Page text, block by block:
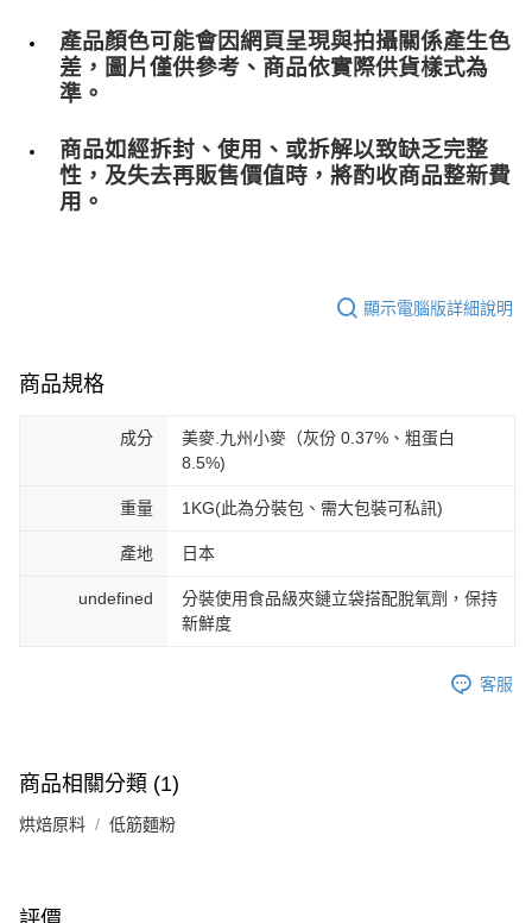
產品顏色可能會因網頁呈現與拍攝關係產生色
差，圖片僅供參考、商品依實際供貨樣式為
準。
商品如經拆封、使用、或拆解以致缺乏完整
性，及失去再販售價值時，將酌收商品整﻿新費
用。
顯示電腦版詳細說明
商品規格
成分
美麥.九州小麥（灰份 0.37%、粗蛋白
8.5%)
重量 1KG(此為分裝包、需大包裝可私訊)
產地 日本
undefined
分裝使用食品級夾鏈立袋搭配脫氧劑，保持
新鮮度
客服
商品相關分類 (1)
烘焙原料 低筋麵粉